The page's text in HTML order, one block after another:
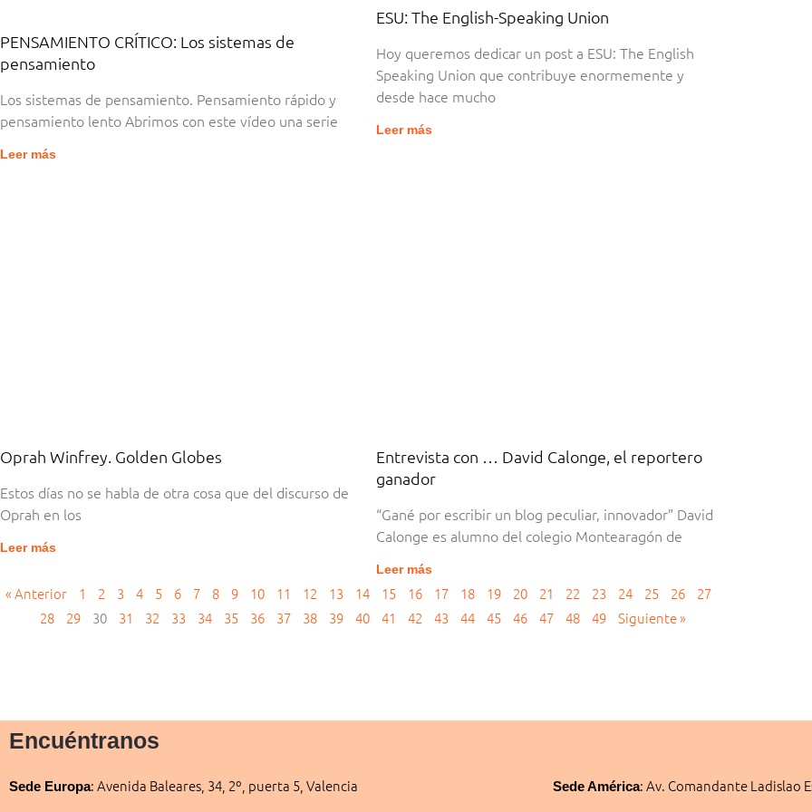
PENSAMIENTO CRÍTICO: Los sistemas de
pensamiento
Los sistemas de pensamiento. Pensamiento rápido y
pensamiento lento Abrimos con este vídeo una serie
Leer más
ESU: The English-Speaking Union
Hoy queremos dedicar un post a ESU: The English
Speaking Union que contribuye enormemente y
desde hace mucho
Leer más
Oprah Winfrey. Golden Globes
Estos días no se habla de otra cosa que del discurso de
Oprah en los
Leer más
Entrevista con … David Calonge, el reportero
ganador
“Gané por escribir un blog peculiar, innovador” David
Calonge es alumno del colegio Montearagón de
Leer más
« Anterior 1 2 3 4 5 6 7 8 9 10 11 12 13 14 15 16 17 18 19 20 21 22 23 24 25 26 27
28 29 30 31 32 33 34 35 36 37 38 39 40 41 42 43 44 45 46 47 48 49 Siguiente »
Encuéntranos
Sede Europa:Avenida Baleares, 34, 2º, puerta 5, Valencia Sede América:Av. Comandante Ladislao